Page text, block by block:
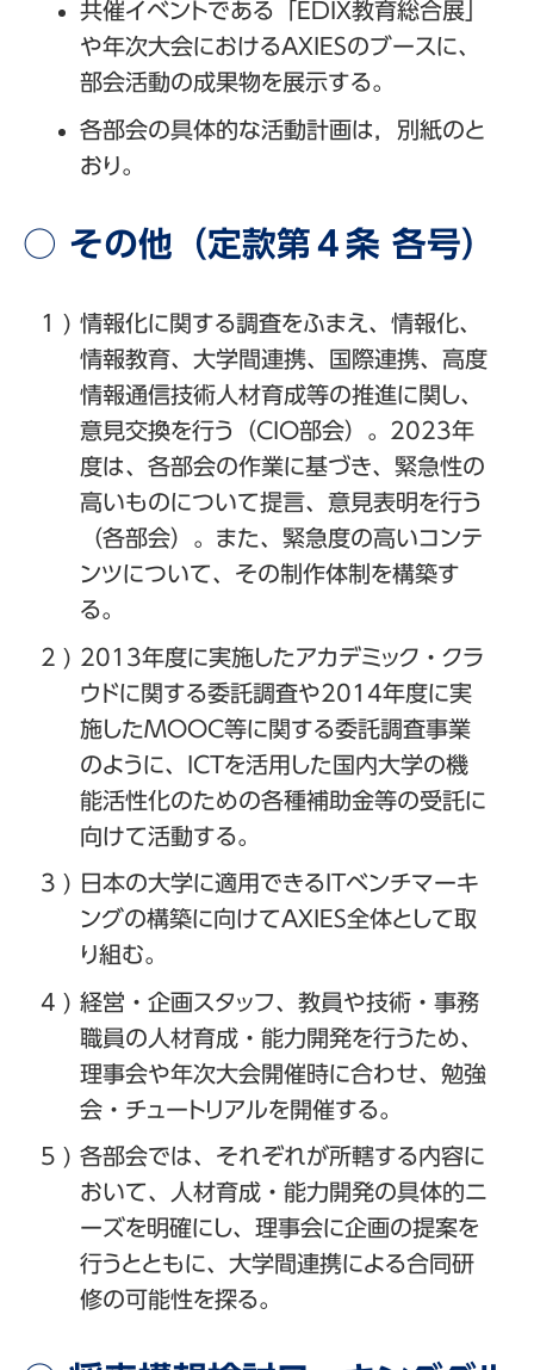
共催イベントである「EDIX教育総合展」
や年次大会におけるAXIESのブースに、
部会活動の成果物を展示する。
各部会の具体的な活動計画は，別紙のと
おり。
○ その他（定款第４条 各号）
情報化に関する調査をふまえ、情報化、
情報教育、大学間連携、国際連携、高度
情報通信技術人材育成等の推進に関し、
意見交換を行う（CIO部会）。2023年
度は、各部会の作業に基づき、緊急性の
高いものについて提言、意見表明を行う
（各部会）。また、緊急度の高いコンテ
ンツについて、その制作体制を構築す
る。
2013年度に実施したアカデミック・クラ
ウドに関する委託調査や2014年度に実
施したMOOC等に関する委託調査事業
のように、ICTを活用した国内大学の機
能活性化のための各種補助金等の受託に
向けて活動する。
日本の大学に適用できるITベンチマーキ
ングの構築に向けてAXIES全体として取
り組む。
経営・企画スタッフ、教員や技術・事務
職員の人材育成・能力開発を行うため、
理事会や年次大会開催時に合わせ、勉強
会・チュートリアルを開催する。
各部会では、それぞれが所轄する内容に
おいて、人材育成・能力開発の具体的ニ
ーズを明確にし、理事会に企画の提案を
行うとともに、大学間連携による合同研
修の可能性を探る。